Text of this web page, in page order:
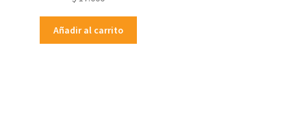
Añadir al carrito